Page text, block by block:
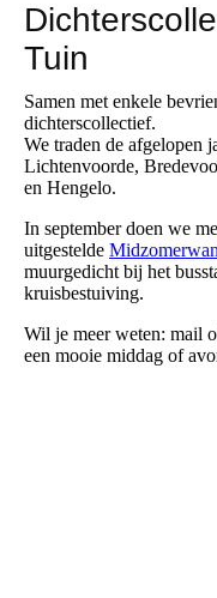
Tuin
Samen met enkele
dichterscollectief.
We traden de afgelopen
Lichtenvoorde,
en Hengelo.
In september doen we
uitgestelde
muurgedicht bij het
kruisbestuiving.
Wil je meer weten: mail
een mooie middag of